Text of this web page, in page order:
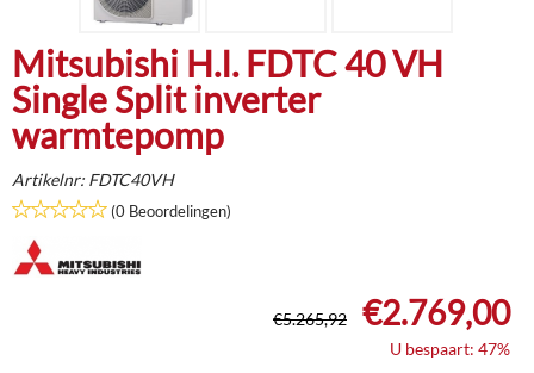
Mitsubishi H.I. FDTC 40 VH
Single Split inverter
warmtepomp
Artikelnr: FDTC40VH
(0 Beoordelingen)
€5.265,92 €2.769,00
U bespaart: 47%